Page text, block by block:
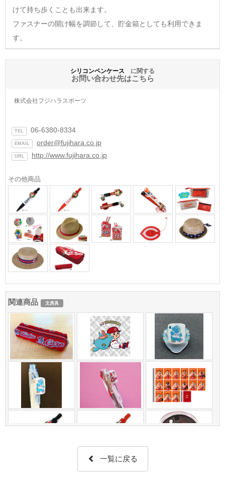
けて持ち歩くことも出来ます。
ファスナーの開け幅を調節して、貯金箱としても利用できま
す。
シリコンペンケース に関する
お問い合わせ先はこちら
株式会社フジハラスポーツ
TEL 06-6380-8334
EMAIL order@fujihara.co.jp
URL http://www.fujihara.co.jp
その他商品
関連商品 文房具
一覧に戻る